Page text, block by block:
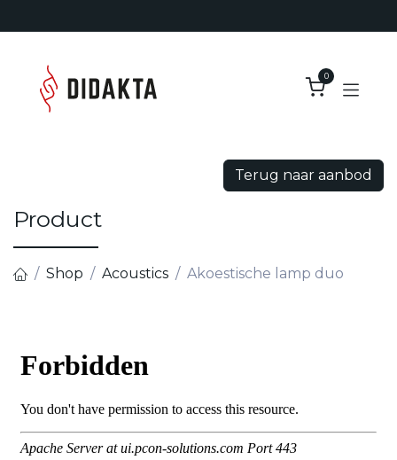
0
Terug naar aanbod
Product
Shop Acoustics Akoestische lamp duo